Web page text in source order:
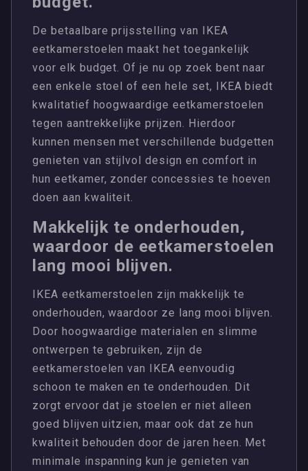
De betaalbare prijsstelling van IKEA
eetkamerstoelen maakt het toegankelijk
voor elk budget. Of je nu op zoek bent naar
een enkele stoel of een hele set, IKEA biedt
kwalitatief hoogwaardige eetkamerstoelen
tegen aantrekkelijke prijzen. Hierdoor
kunnen mensen met verschillende budgetten
genieten van stijlvol design en comfort in
hun eetkamer, zonder concessies te hoeven
doen aan kwaliteit.
Makkelijk te onderhouden,
waardoor de eetkamerstoelen
lang mooi blijven.
IKEA eetkamerstoelen zijn makkelijk te
onderhouden, waardoor ze lang mooi blijven.
Door hoogwaardige materialen en slimme
ontwerpen te gebruiken, zijn de
eetkamerstoelen van IKEA eenvoudig
schoon te maken en te onderhouden. Dit
zorgt ervoor dat je stoelen er niet alleen
goed blijven uitzien, maar ook dat ze hun
kwaliteit behouden door de jaren heen. Met
minimale inspanning kun je genieten van